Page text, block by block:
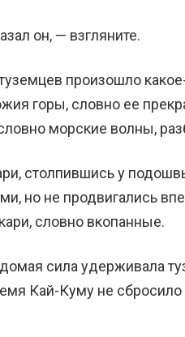
он, — взгляните.
произошло
горы, словно ее
морские волны,
столпившись у
но не продвигались
словно вкопанные.
сила удерживала
Кай-Куму не